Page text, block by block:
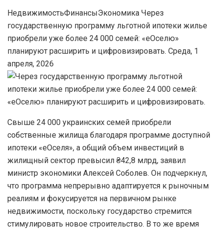
НедвижимостьФинансыЭкономика Через
государственную программу льготной ипотеки жилье
приобрели уже более 24 000 семей: «еОселю»
планируют расширить и цифровизировать. Среда, 1
апреля, 2026
Свыше 24 000 украинских семей приобрели
собственные жилища благодаря программе доступной
ипотеки «еОселя», а общий объем инвестиций в
жилищный сектор превысил ₴42,8 млрд, заявил
министр экономики Алексей Соболев. Он подчеркнул,
что программа непрерывно адаптируется к рыночным
реалиям и фокусируется на первичном рынке
недвижимости, поскольку государство стремится
стимулировать новое строительство. В то же время